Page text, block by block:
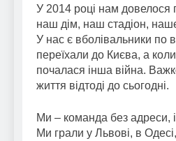
У 2014 році нам довелося
наш дім, наш стадіон,
У нас є вболівальники по
переїхали до Києва, а
почалася інша війна.
життя відтоді до сьогодні.
Ми – команда без адреси,
Ми грали у Львові, в